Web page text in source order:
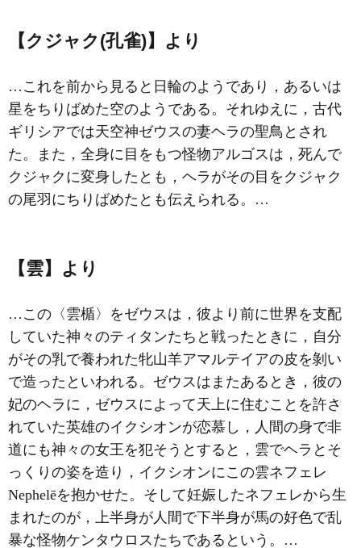
【クジャク(孔雀)】より
…これを前から見ると日輪のようであり，あるいは
星をちりばめた空のようである。それゆえに，古代
ギリシアでは天空神ゼウスの妻ヘラの聖鳥とされ
た。また，全身に目をもつ怪物アルゴスは，死んで
クジャクに変身したとも，ヘラがその目をクジャク
の尾羽にちりばめたとも伝えられる。…
【雲】より
…この〈雲楯〉をゼウスは，彼より前に世界を支配
していた神々のティタンたちと戦ったときに，自分
がその乳で養われた牝山羊アマルテイアの皮を剝い
で造ったといわれる。ゼウスはまたあるとき，彼の
妃のヘラに，ゼウスによって天上に住むことを許さ
れていた英雄のイクシオンが恋慕し，人間の身で非
道にも神々の女王を犯そうとすると，雲でヘラとそ
っくりの姿を造り，イクシオンにこの雲ネフェレ
Nephelēを抱かせた。そして妊娠したネフェレから生
まれたのが，上半身が人間で下半身が馬の好色で乱
暴な怪物ケンタウロスたちであるという。…